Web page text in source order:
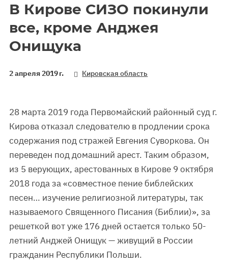
В Кирове СИЗО покинули
все, кроме Анджея
Онищука
2 апреля 2019 г. Кировская область
28 марта 2019 года Первомайский районный суд г.
Кирова отказал следователю в продлении срока
содержания под стражей Евгения Суворкова. Он
переведен под домашний арест. Таким образом,
из 5 верующих, арестованных в Кирове 9 октября
2018 года за «совместное пение библейских
песен… изучение религиозной литературы, так
называемого Священного Писания (Библии)», за
решеткой вот уже 176 дней остается только 50-
летний Анджей Онищук — живущий в России
гражданин Республики Польши.